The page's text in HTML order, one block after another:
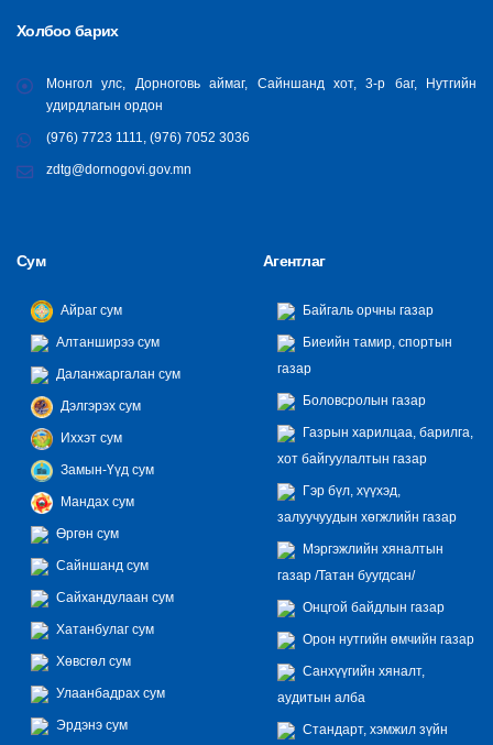
Холбоо барих
Монгол улс, Дорноговь аймаг, Сайншанд хот, 3-р баг, Нутгийн
удирдлагын ордон
(976) 7723 1111, (976) 7052 3036
zdtg@dornogovi.gov.mn
Сум
Айраг сум
Алтанширээ сум
Даланжаргалан сум
Дэлгэрэх сум
Иххэт сум
Замын-Үүд сум
Мандах сум
Өргөн сум
Сайншанд сум
Сайхандулаан сум
Хатанбулаг сум
Хөвсгөл сум
Улаанбадрах сум
Эрдэнэ сум
Агентлаг
Байгаль орчны газар
Биеийн тамир, спортын
газар
Боловсролын газар
Газрын харилцаа, барилга,
хот байгуулалтын газар
Гэр бүл, хүүхэд,
залуучуудын хөгжлийн газар
Мэргэжлийн хяналтын
газар /Татан буугдсан/
Онцгой байдлын газар
Орон нутгийн өмчийн газар
Санхүүгийн хяналт,
аудитын алба
Стандарт, хэмжил зүйн